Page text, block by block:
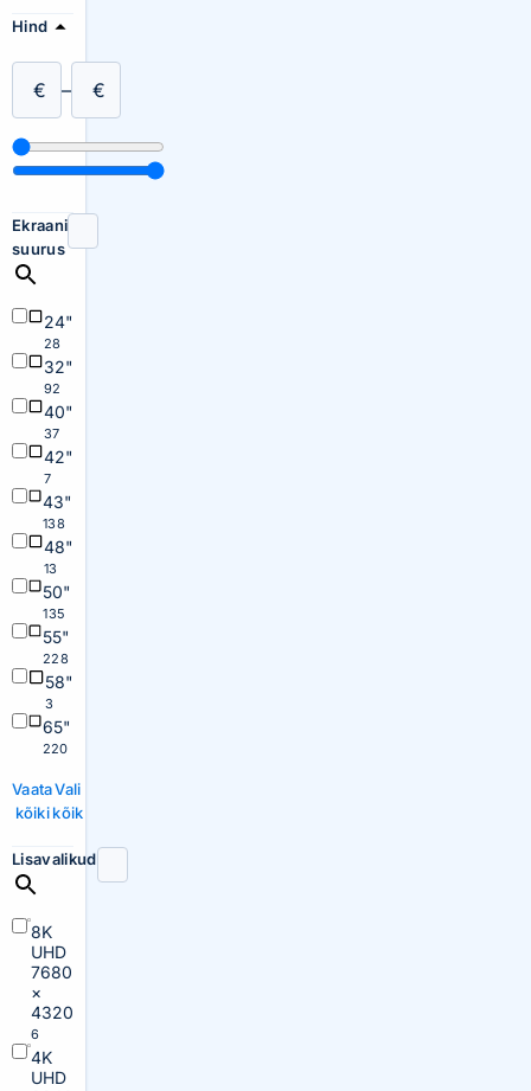
Hind
€ – €
Ekraani
suurus
24"
28
32"
92
40"
37
42"
7
43"
138
48"
13
50"
135
55"
228
58"
3
65"
220
Vaata
kõiki
Vali
kõik
Lisavalikud
8K
UHD
7680
×
4320
6
4K
UHD